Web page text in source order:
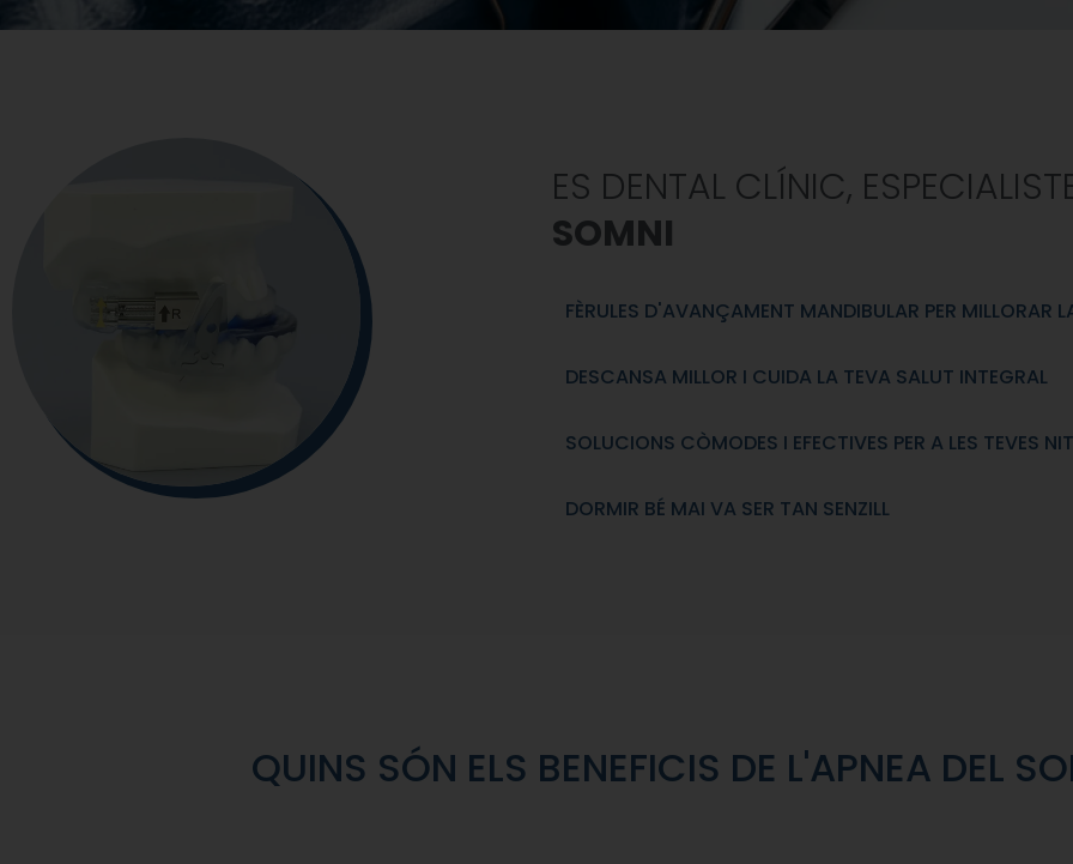
ES DENTAL CLÍNIC,
SOMNI
FÈRULES D'AVANÇAMENT MANDIBULAR PER MILLORAR
DESCANSA MILLOR I CUIDA LA TEVA SALUT INTEGRAL
SOLUCIONS CÒMODES I EFECTIVES PER A LES TEVES
DORMIR BÉ MAI VA SER TAN SENZILL
QUINS SÓN ELS BENEFICIS DE L'APNEA DEL